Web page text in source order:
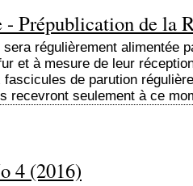
Prépublication de la
régulièrement alimentée
et à mesure de leur
fascicules de parution
recevront seulement à ce
4 (2016)